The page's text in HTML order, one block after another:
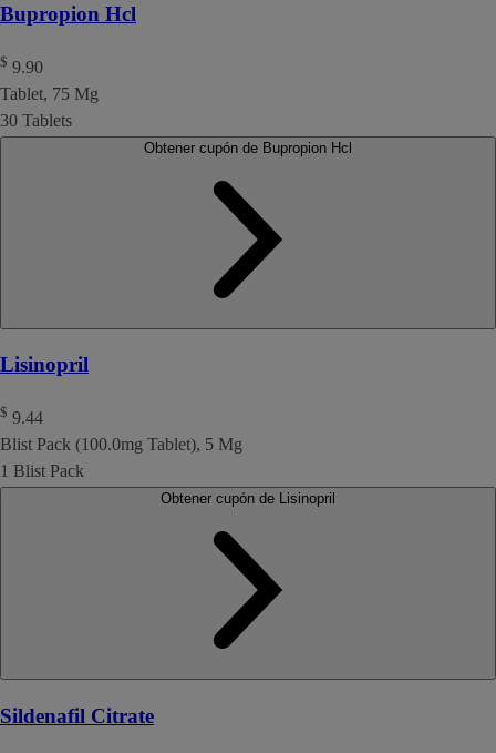
Bupropion Hcl
$ 9.90
Tablet, 75 Mg
30 Tablets
Lisinopril
$ 9.44
Blist Pack (100.0mg Tablet), 5 Mg
1 Blist Pack
Sildenafil Citrate